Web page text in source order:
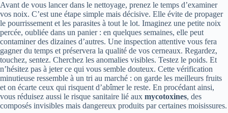
Avant de vous lancer dans le nettoyage, prenez le temps d’examiner
vos noix. C’est une étape simple mais décisive. Elle évite de propager
le pourrissement et les parasites à tout le lot. Imaginez une petite noix
percée, oubliée dans un panier : en quelques semaines, elle peut
contaminer des dizaines d’autres. Une inspection attentive vous fera
gagner du temps et préservera la qualité de vos cerneaux. Regardez,
touchez, sentez. Cherchez les anomalies visibles. Testez le poids. Et
n’hésitez pas à jeter ce qui vous semble douteux. Cette vérification
minutieuse ressemble à un tri au marché : on garde les meilleurs fruits
et on écarte ceux qui risquent d’abîmer le reste. En procédant ainsi,
vous réduisez aussi le risque sanitaire lié aux mycotoxines, des
composés invisibles mais dangereux produits par certaines moisissures.